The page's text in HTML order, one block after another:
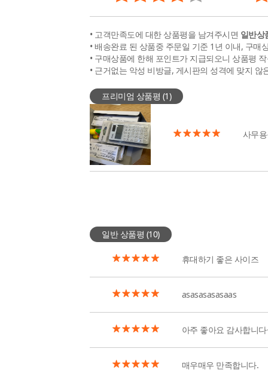
• 고객만족도에 대한 상품평을 남겨주시면 일반상
• 배송완료 된 상품중 주문일 기준 1년 이내, 구매
• 구매상품에 한해 포인트가 지급되오니 상품평
• 근거없는 악성 비방글, 게시판의 성격에 맞지
프리미엄 상품평 (1)
사무
일반 상품평 (10)
휴대하기 좋은 사이즈
asasasasasaas
아주 좋아요 감사합니
매우매우 만족합니다.